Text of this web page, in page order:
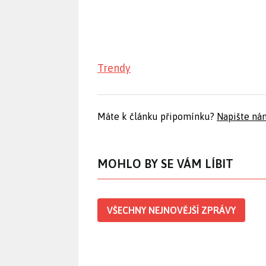
Trendy
Máte k článku připomínku? Napište
MOHLO BY SE VÁM LÍBIT
VŠECHNY NEJNOVĚJŠÍ ZPRÁVY